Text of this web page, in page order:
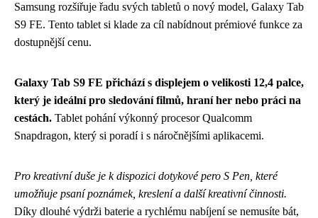
Samsung rozšiřuje řadu svých tabletů o nový model, Galaxy Tab
S9 FE. Tento tablet si klade za cíl nabídnout prémiové funkce za
dostupnější cenu.
Galaxy Tab S9 FE přichází s displejem o velikosti 12,4 palce,
který je ideální pro sledování filmů, hraní her nebo práci na
cestách. Tablet pohání výkonný procesor Qualcomm
Snapdragon, který si poradí i s náročnějšími aplikacemi.
Pro kreativní duše je k dispozici dotykové pero S Pen, které
umožňuje psaní poznámek, kreslení a další kreativní činnosti.
Díky dlouhé výdrži baterie a rychlému nabíjení se nemusíte bát,